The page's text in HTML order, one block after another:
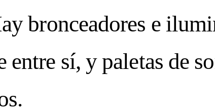
bronceadores e
entre sí, y paletas de